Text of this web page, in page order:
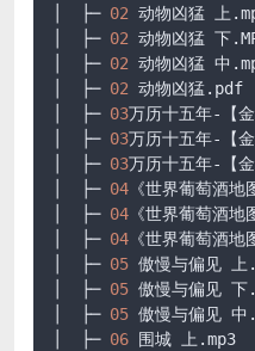
│  ├─ 02 动物凶猛 上
│  ├─ 02 动物凶猛 下
│  ├─ 02 动物凶猛 中
│  ├─ 02 动物凶猛.pdf
│  ├─ 03万历十五年-【金
│  ├─ 03万历十五年-【
│  ├─ 03万历十五年-【
│  ├─ 04 《世界葡萄酒地
│  ├─ 04 《世界葡萄酒地
│  ├─ 04 《世界葡萄酒地
│  ├─ 05 傲慢与偏见 上
│  ├─ 05 傲慢与偏见 下
│  ├─ 05 傲慢与偏见 中
│  ├─ 06 围城 上 .mp3